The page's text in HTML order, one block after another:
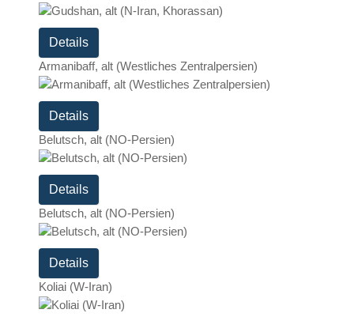
Details
Armanibaff, alt (Westliches Zentralpersien)
Details
Belutsch, alt (NO-Persien)
Details
Belutsch, alt (NO-Persien)
Details
Koliai (W-Iran)